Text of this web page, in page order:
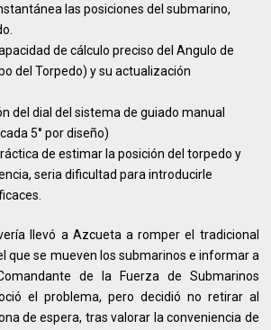
las posiciones del submarino,
de cálculo preciso del Angulo de
del Torpedo) y su actualización
del dial del sistema de guiado manual
5° por diseño)
de estimar la posición del torpedo y
seria dificultad para introducirle
llevó a Azcueta a romper el tradicional
que se mueven los submarinos e informar a
de la Fuerza de Submarinos
el problema, pero decidió no retirar al
de espera, tras valorar la conveniencia de